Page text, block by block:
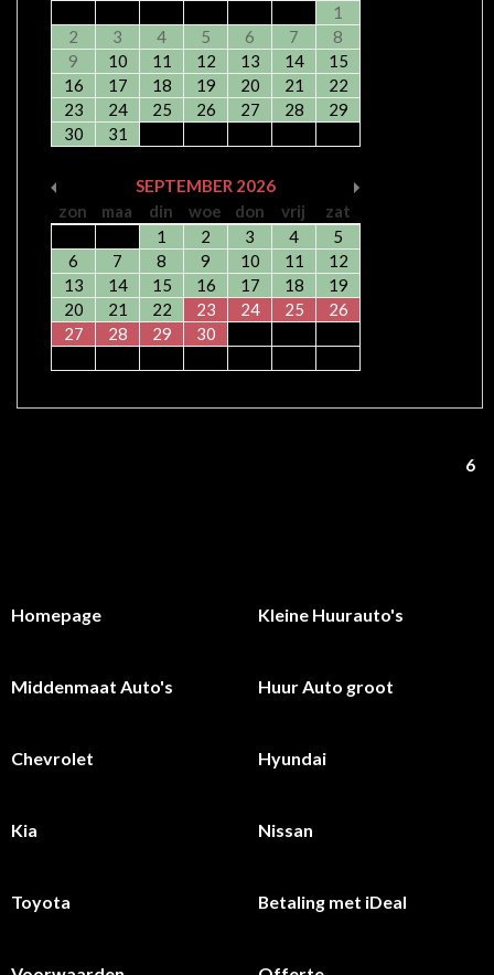
1
2
3 4 5 6 7
8
9
10 11 12 13 14
15
16
17 18 19 20 21
22
23
24 25 26 27 28
29
30
31
SEPTEMBER 2026
zon
maa din woe don vrij
zat
1
2 3 4
5
6
7 8 9 10 11
12
13
14 15 16 17 18
19
20
21 22 23 24 25
26
27
28 29 30
6
Homepage Kleine Huurauto's
Middenmaat Auto's Huur Auto groot
Chevrolet Hyundai
Kia Nissan
Toyota Betaling met iDeal